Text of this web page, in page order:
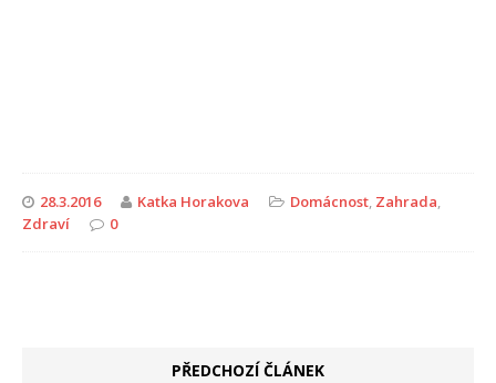
28.3.2016 Katka Horakova Domácnost, Zahrada,
Zdraví
0
PŘEDCHOZÍ ČLÁNEK